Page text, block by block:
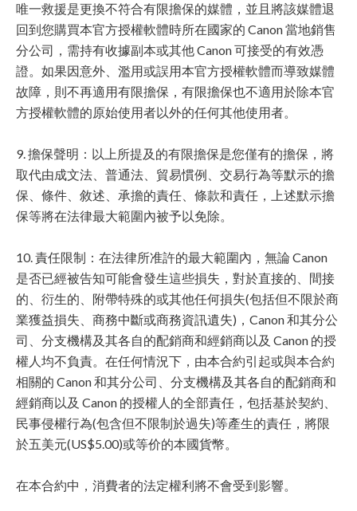
唯一救援是更換不符合有限擔保的媒體，並且將該媒體退
回到您購買本官方授權軟體時所在國家的 Canon 當地銷售
分公司，需持有收據副本或其他 Canon 可接受的有效憑
證。如果因意外、濫用或誤用本官方授權軟體而導致媒體
故障，則不再適用有限擔保，有限擔保也不適用於除本官
方授權軟體的原始使用者以外的任何其他使用者。
9. 擔保聲明：以上所提及的有限擔保是您僅有的擔保，將
取代由成文法、普通法、貿易慣例、交易行為等默示的擔
保、條件、敘述、承擔的責任、條款和責任，上述默示擔
保等將在法律最大範圍內被予以免除。
10. 責任限制：在法律所准許的最大範圍內，無論 Canon
是否已經被告知可能會發生這些損失，對於直接的、間接
的、衍生的、附帶特殊的或其他任何損失(包括但不限於商
業獲益損失、商務中斷或商務資訊遺失)，Canon 和其分公
司、分支機構及其各自的配銷商和經銷商以及 Canon 的授
權人均不負責。在任何情況下，由本合約引起或與本合約
相關的 Canon 和其分公司、分支機構及其各自的配銷商和
經銷商以及 Canon 的授權人的全部責任，包括基於契約、
民事侵權行為(包含但不限制於過失)等產生的責任，將限
於五美元(US$5.00)或等价的本國貨幣。
在本合約中，消費者的法定權利將不會受到影響。